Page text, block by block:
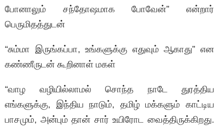
போனாலும் சந்தோஷமாக போவேன்” என்றார்
பெருமிதத்துடன்
“சும்மா இருங்கப்பா, உங்களுக்கு எதுவும் ஆகாது” என
கண்ணீருடன் கூறினாள் மகள்
“வாழ வழியில்லாமல் சொந்த நாடே துரத்திய
எங்களுக்கு, இந்திய நாடும், தமிழ் மக்களும் காட்டிய
பாசமும், அன்பும் தான் சார் உயிரோட வைத்திருக்கிறது.